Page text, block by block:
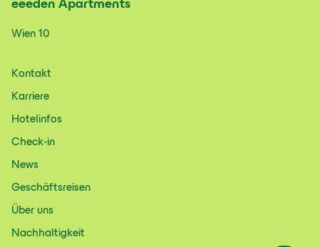
eeeden Apartments
Wien 10
Kontakt
Karriere
Hotelinfos
Check-in
News
Geschäftsreisen
Über uns
Nachhaltigkeit